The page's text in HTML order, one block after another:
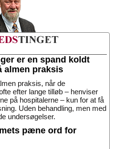
er en spand koldt
almen praksis
praksis, når de
efter lange tilløb – henviser
på hospitalerne – kun for at få
Uden behandling, men med
undersøgelser.
pæne ord for